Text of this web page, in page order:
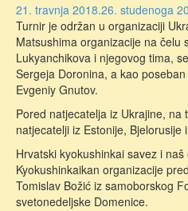
21. travnja 2018.26. studenoga
Turnir je održan u organizaciji
Matsushima organizacije na čelu
Lukyanchikova i njegovog tima,
Sergeja Doronina, a kao
Evgeniy Gnutov.
Pored natjecatelja iz Ukrajine, na
natjecatelji iz Estonije, Bjelorusije
Hrvatski kyokushinkai savez i
Kyokushinkaikan organizacije
Tomislav Božić iz samoborskog
svetonedeljske Domenice.